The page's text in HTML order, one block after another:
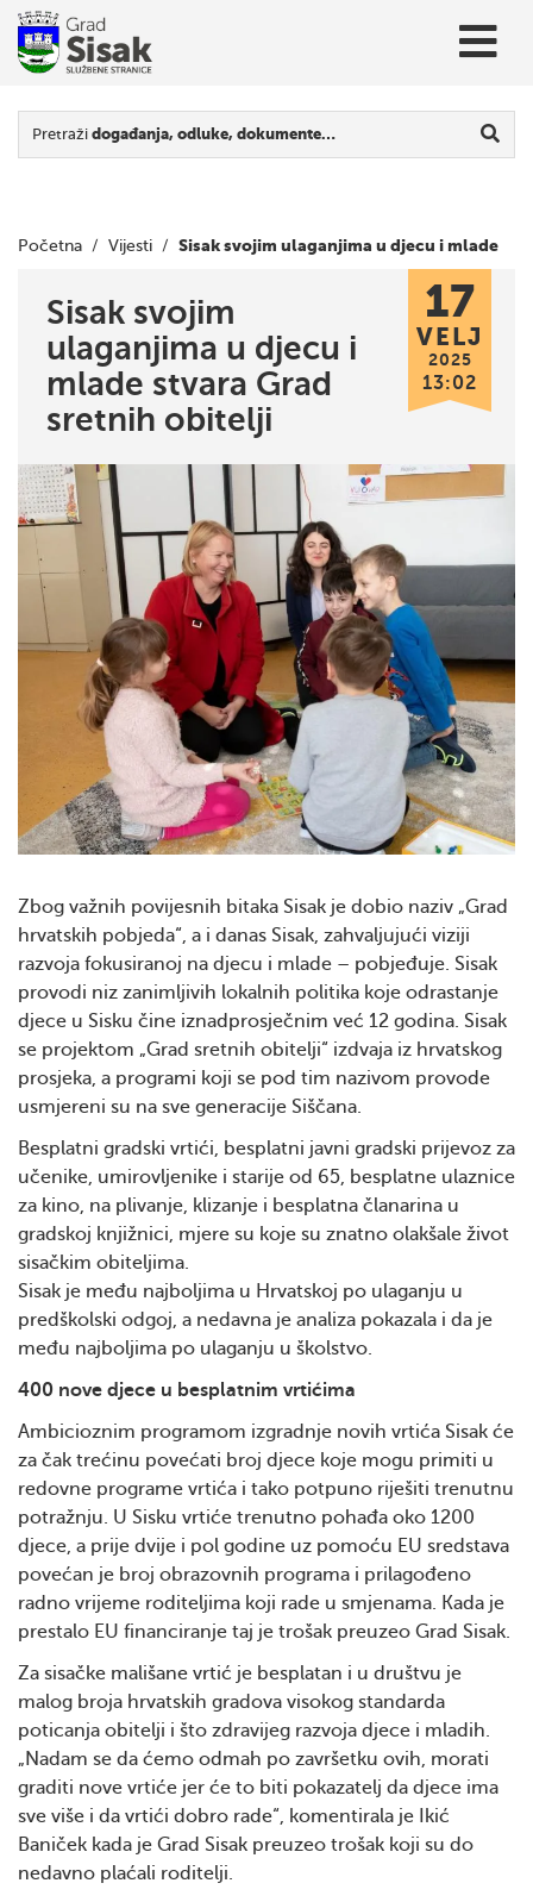
Pretraži događanja, odluke, dokumente…
Početna / Vijesti / Sisak svojim ulaganjima u djecu i mlade
Sisak svojim
ulaganjima u djecu i
mlade stvara Grad
sretnih obitelji
17
VELJ
2025
13:02
Zbog važnih povijesnih bitaka Sisak je dobio naziv „Grad
hrvatskih pobjeda“, a i danas Sisak, zahvaljujući viziji
razvoja fokusiranoj na djecu i mlade – pobjeđuje. Sisak
provodi niz zanimljivih lokalnih politika koje odrastanje
djece u Sisku čine iznadprosječnim već 12 godina. Sisak
se projektom „Grad sretnih obitelji“ izdvaja iz hrvatskog
prosjeka, a programi koji se pod tim nazivom provode
usmjereni su na sve generacije Siščana.
Besplatni gradski vrtići, besplatni javni gradski prijevoz za
učenike, umirovljenike i starije od 65, besplatne ulaznice
za kino, na plivanje, klizanje i besplatna članarina u
gradskoj knjižnici, mjere su koje su znatno olakšale život
sisačkim obiteljima.
Sisak je među najboljima u Hrvatskoj po ulaganju u
predškolski odgoj, a nedavna je analiza pokazala i da je
među najboljima po ulaganju u školstvo.
400 nove djece u besplatnim vrtićima
Ambicioznim programom izgradnje novih vrtića Sisak će
za čak trećinu povećati broj djece koje mogu primiti u
redovne programe vrtića i tako potpuno riješiti trenutnu
potražnju. U Sisku vrtiće trenutno pohađa oko 1200
djece, a prije dvije i pol godine uz pomoću EU sredstava
povećan je broj obrazovnih programa i prilagođeno
radno vrijeme roditeljima koji rade u smjenama. Kada je
prestalo EU financiranje taj je trošak preuzeo Grad Sisak.
Za sisačke mališane vrtić je besplatan i u društvu je
malog broja hrvatskih gradova visokog standarda
poticanja obitelji i što zdravijeg razvoja djece i mladih.
„Nadam se da ćemo odmah po završetku ovih, morati
graditi nove vrtiće jer će to biti pokazatelj da djece ima
sve više i da vrtići dobro rade“, komentirala je Ikić
Baniček kada je Grad Sisak preuzeo trošak koji su do
nedavno plaćali roditelji.